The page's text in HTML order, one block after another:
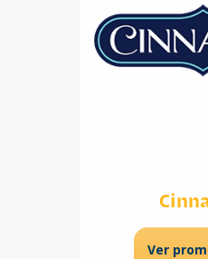
Ver